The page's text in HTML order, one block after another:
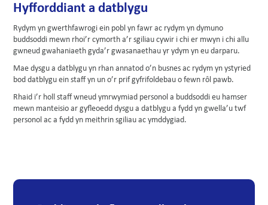
Hyfforddiant a datblygu
Rydym yn gwerthfawrogi ein pobl yn fawr ac rydym yn dymuno
buddsoddi mewn rhoi’r cymorth a’r sgiliau cywir i chi er mwyn i chi allu
gwneud gwahaniaeth gyda’r gwasanaethau yr ydym yn eu darparu.
Mae dysgu a datblygu yn rhan annatod o’n busnes ac rydym yn ystyried
bod datblygu ein staff yn un o’r prif gyfrifoldebau o fewn rôl pawb.
Rhaid i’r holl staff wneud ymrwymiad personol a buddsoddi eu hamser
mewn manteisio ar gyfleoedd dysgu a datblygu a fydd yn gwella’u twf
personol ac a fydd yn meithrin sgiliau ac ymddygiad.